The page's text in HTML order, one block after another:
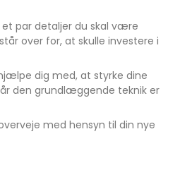
et par detaljer du skal være
over for, at skulle investere i
dig med, at styrke dine
den grundlæggende teknik er
med hensyn til din nye